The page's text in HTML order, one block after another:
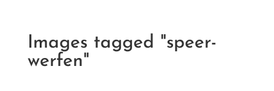
Images tagged "speer-
werfen"